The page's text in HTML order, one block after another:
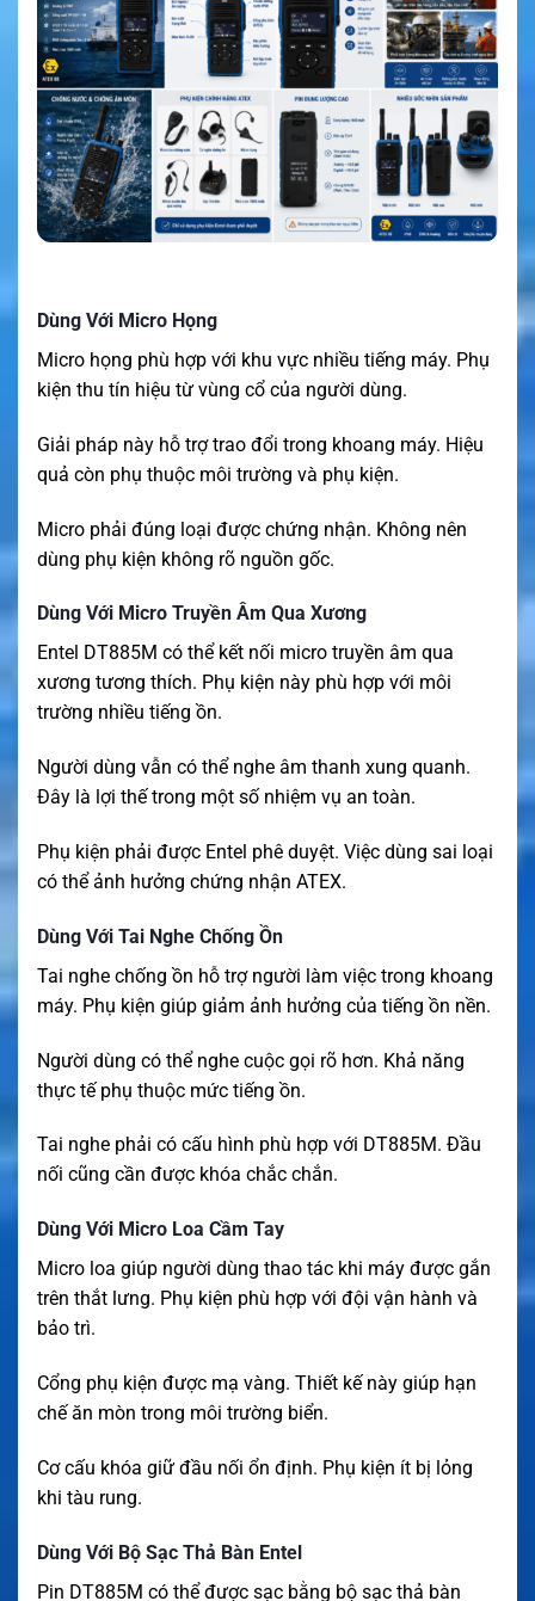
Dùng Với Micro Họng
Micro họng phù hợp với khu vực nhiều tiếng máy. Phụ
kiện thu tín hiệu từ vùng cổ của người dùng.
Giải pháp này hỗ trợ trao đổi trong khoang máy. Hiệu
quả còn phụ thuộc môi trường và phụ kiện.
Micro phải đúng loại được chứng nhận. Không nên
dùng phụ kiện không rõ nguồn gốc.
Dùng Với Micro Truyền Âm Qua Xương
Entel DT885M có thể kết nối micro truyền âm qua
xương tương thích. Phụ kiện này phù hợp với môi
trường nhiều tiếng ồn.
Người dùng vẫn có thể nghe âm thanh xung quanh.
Đây là lợi thế trong một số nhiệm vụ an toàn.
Phụ kiện phải được Entel phê duyệt. Việc dùng sai loại
có thể ảnh hưởng chứng nhận ATEX.
Dùng Với Tai Nghe Chống Ồn
Tai nghe chống ồn hỗ trợ người làm việc trong khoang
máy. Phụ kiện giúp giảm ảnh hưởng của tiếng ồn nền.
Người dùng có thể nghe cuộc gọi rõ hơn. Khả năng
thực tế phụ thuộc mức tiếng ồn.
Tai nghe phải có cấu hình phù hợp với DT885M. Đầu
nối cũng cần được khóa chắc chắn.
Dùng Với Micro Loa Cầm Tay
Micro loa giúp người dùng thao tác khi máy được gắn
trên thắt lưng. Phụ kiện phù hợp với đội vận hành và
bảo trì.
Cổng phụ kiện được mạ vàng. Thiết kế này giúp hạn
chế ăn mòn trong môi trường biển.
Cơ cấu khóa giữ đầu nối ổn định. Phụ kiện ít bị lỏng
khi tàu rung.
Dùng Với Bộ Sạc Thả Bàn Entel
Pin DT885M có thể được sạc bằng bộ sạc thả bàn